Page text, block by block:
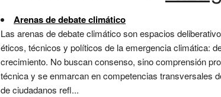
Arenas de debate climático
Las arenas de debate climático son espacios
éticos, técnicos y políticos de la emergencia climática:
crecimiento. No buscan consenso, sino comprensión
técnica y se enmarcan en competencias transversales
de ciudadanos refl...